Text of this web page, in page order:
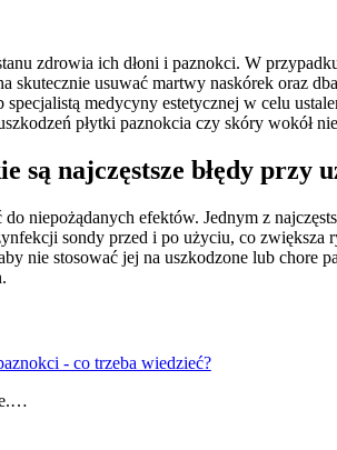
zdrowia ich dłoni i paznokci. W
usuwać martwy naskórek oraz
medycyny estetycznej w celu
płytki paznokcia czy skóry wokół
są najczęstsze błędy przy
niepożądanych efektów. Jednym z
sondy przed i po użyciu, co
nie stosować jej na uszkodzone lub chore
- co trzeba wiedzieć?